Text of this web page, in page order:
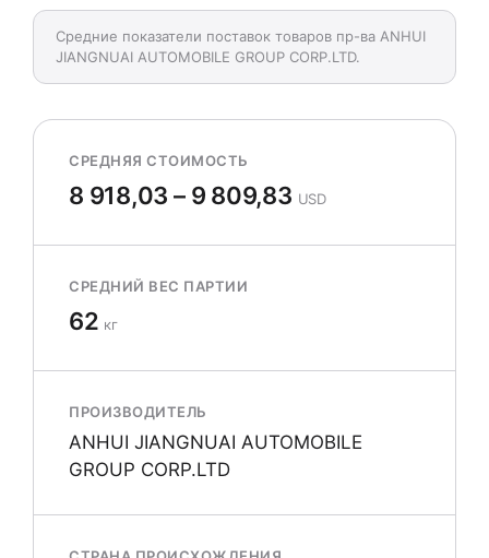
Средние показатели поставок товаров пр-ва ANHUI
JIANGNUAI AUTOMOBILE GROUP CORP.LTD.
СРЕДНЯЯ СТОИМОСТЬ
8 918,03 – 9 809,83 USD
СРЕДНИЙ ВЕС ПАРТИИ
62 кг
ПРОИЗВОДИТЕЛЬ
ANHUI JIANGNUAI AUTOMOBILE
GROUP CORP.LTD